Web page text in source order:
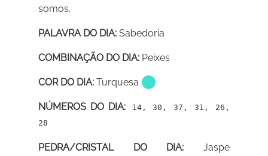
somos.
PALAVRA DO DIA: Sabedoria
COMBINAÇÃO DO DIA: Peixes
COR DO DIA: Turquesa
NÚMEROS DO DIA:14, 30, 37, 31, 26,
28
PEDRA/CRISTAL DO DIA: Jaspe